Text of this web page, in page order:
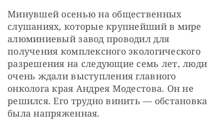
Минувшей осенью на общественных
слушаниях, которые крупнейший в мире
алюминиевый завод проводил для
получения комплексного экологического
разрешения на следующие семь лет, люди
очень ждали выступления главного
онколога края Андрея Модестова. Он не
решился. Его трудно винить — обстановка
была напряженная.